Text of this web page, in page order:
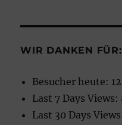
WIR DANKEN FÜR:
Besucher heute: 12
Last 7 Days Views:
Last 30 Days